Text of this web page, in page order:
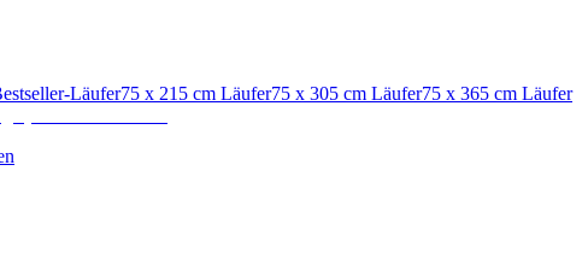
Läufer75 x 215 cm Läufer75 x 305 cm Läufer75 x 365 cm Läufer